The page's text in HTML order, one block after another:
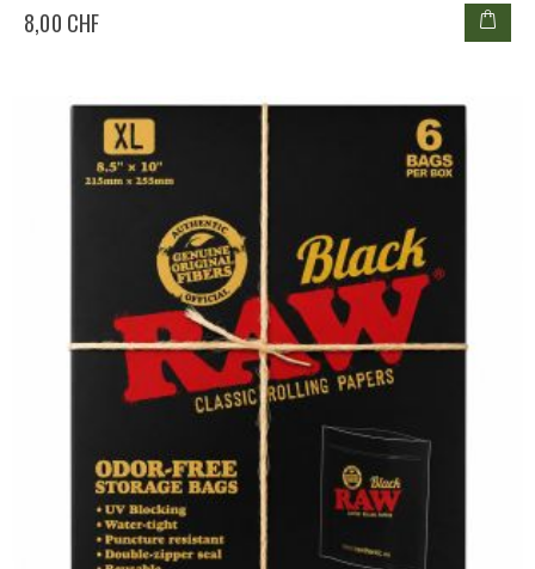
8,00 CHF